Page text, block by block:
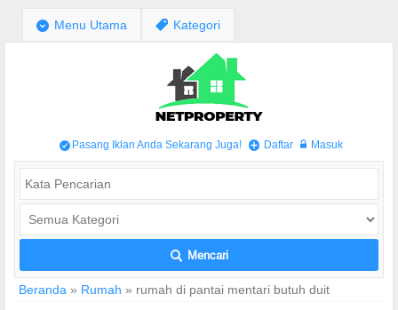
; Menu Utama , Kategori
/ Pasang Iklan Anda Sekarang Juga! + Daftar w Masuk
L Mencari
Beranda » Rumah » rumah di pantai mentari butuh duit